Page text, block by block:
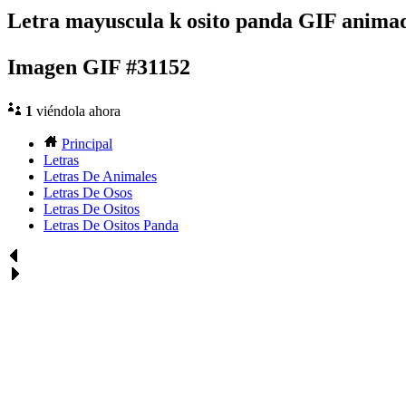
Letra mayuscula k osito panda GIF
Imagen GIF #31152
1 viéndola ahora
Principal
Letras
Letras De Animales
Letras De Osos
Letras De Ositos
Letras De Ositos Panda